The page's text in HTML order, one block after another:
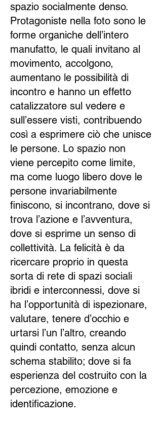
spazio socialmente denso.
Protagoniste nella foto sono le
forme organiche dell’intero
manufatto, le quali invitano al
movimento, accolgono,
aumentano le possibilità di
incontro e hanno un effetto
catalizzatore sul vedere e
sull’essere visti, contribuendo
così a esprimere ciò che unisce
le persone. Lo spazio non
viene percepito come limite,
ma come luogo libero dove le
persone invariabilmente
finiscono, si incontrano, dove si
trova l’azione e l’avventura,
dove si esprime un senso di
collettività. La felicità è da
ricercare proprio in questa
sorta di rete di spazi sociali
ibridi e interconnessi, dove si
ha l’opportunità di ispezionare,
valutare, tenere d’occhio e
urtarsi l’un l’altro, creando
quindi contatto, senza alcun
schema stabilito; dove si fa
esperienza del costruito con la
percezione, emozione e
identificazione.